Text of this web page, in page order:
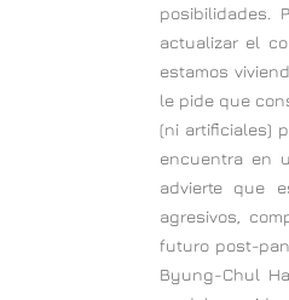
posibilidades.
actualizar el
estamos
le pide que
(ni artificiales)
encuentra en
advierte que
agresivos,
futuro post-
Byung-Chul